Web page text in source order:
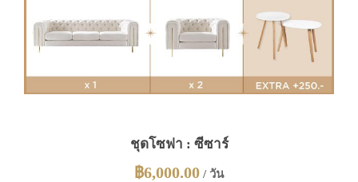
ชุดโซฟา : ซีซาร์
฿6,000.00 / วัน